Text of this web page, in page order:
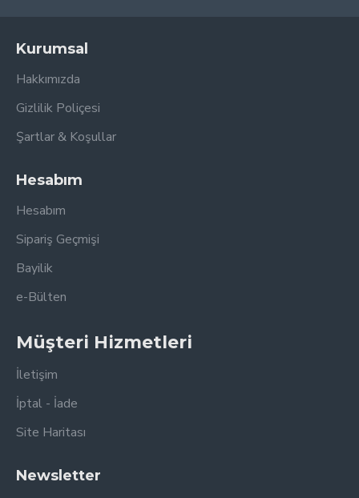
Kurumsal
Hakkımızda
Gizlilik Poliçesi
Şartlar & Koşullar
Hesabım
Hesabım
Sipariş Geçmişi
Bayilik
e-Bülten
Müşteri Hizmetleri
İletişim
İptal - İade
Site Haritası
Newsletter